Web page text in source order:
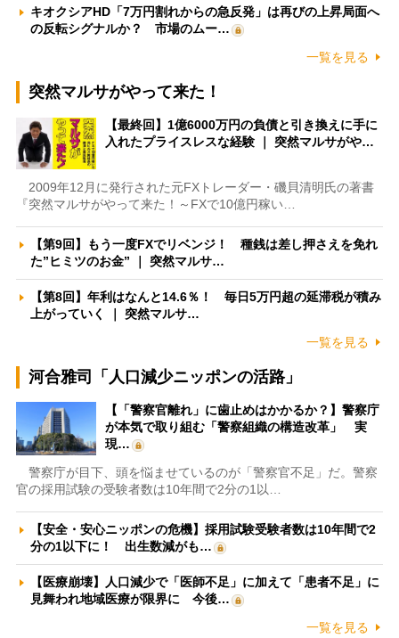
キオクシアHD「7万円割れからの急反発」は再びの上昇局面へ
の反転シグナルか？ 市場のムー…
一覧を見る
突然マルサがやって来た！
【最終回】1億6000万円の負債と引き換えに手に
入れたプライスレスな経験 ｜ 突然マルサがや…
2009年12月に発行された元FXトレーダー・磯貝清明氏の著書
『突然マルサがやって来た！～FXで10億円稼い…
【第9回】もう一度FXでリベンジ！ 種銭は差し押さえを免れ
た”ヒミツのお金” ｜ 突然マルサ…
【第8回】年利はなんと14.6％！ 毎日5万円超の延滞税が積み
上がっていく ｜ 突然マルサ…
一覧を見る
河合雅司「人口減少ニッポンの活路」
【「警察官離れ」に歯止めはかかるか？】警察庁
が本気で取り組む「警察組織の構造改革」 実
現…
警察庁が目下、頭を悩ませているのが「警察官不足」だ。警察
官の採用試験の受験者数は10年間で2分の1以…
【安全・安心ニッポンの危機】採用試験受験者数は10年間で2
分の1以下に！ 出生数減がも…
【医療崩壊】人口減少で「医師不足」に加えて「患者不足」に
見舞われ地域医療が限界に 今後…
一覧を見る